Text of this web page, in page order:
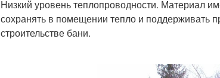
Низкий уровень теплопроводности. Материал
сохранять в помещении тепло и поддерживать
строительстве бани.